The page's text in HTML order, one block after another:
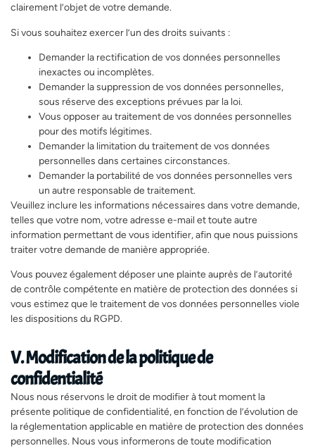
clairement l’objet de votre demande.
Si vous souhaitez exercer l’un des droits suivants :
Demander la rectification de vos données personnelles
inexactes ou incomplètes.
Demander la suppression de vos données personnelles,
sous réserve des exceptions prévues par la loi.
Vous opposer au traitement de vos données personnelles
pour des motifs légitimes.
Demander la limitation du traitement de vos données
personnelles dans certaines circonstances.
Demander la portabilité de vos données personnelles vers
un autre responsable de traitement.
Veuillez inclure les informations nécessaires dans votre demande,
telles que votre nom, votre adresse e-mail et toute autre
information permettant de vous identifier, afin que nous puissions
traiter votre demande de manière appropriée.
Vous pouvez également déposer une plainte auprès de l’autorité
de contrôle compétente en matière de protection des données si
vous estimez que le traitement de vos données personnelles viole
les dispositions du RGPD.
V. Modification de la politique de
confidentialité
Nous nous réservons le droit de modifier à tout moment la
présente politique de confidentialité, en fonction de l’évolution de
la réglementation applicable en matière de protection des données
personnelles. Nous vous informerons de toute modification